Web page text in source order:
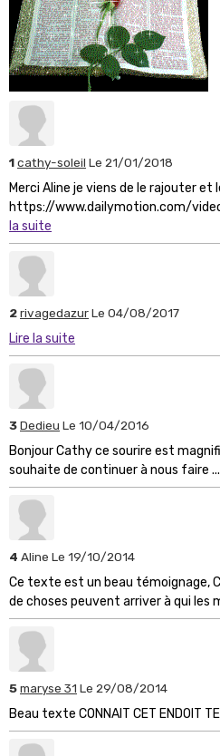
1cathy-soleil Le 21/01/2018
Merci Aline je viens de le rajouter et
https://www.dailymotion.com/
la suite
2rivagedazurLe 04/08/2017
Lire la suite
3Dedieu Le 10/04/2016
Bonjour Cathy ce sourire est
souhaite de continuer à nous faire ...
4 Aline Le 19/10/2014
Ce texte est un beau témoignage,
de choses peuvent arriver à qui les
5maryse 31 Le 29/08/2014
Beau texte CONNAIT CET ENDOIT